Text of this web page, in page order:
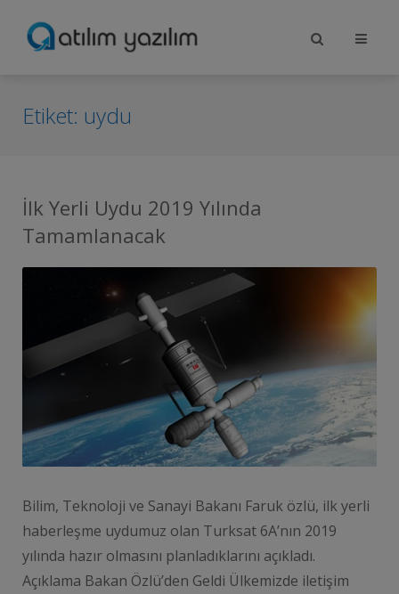
Etiket: uydu
İlk Yerli Uydu 2019 Yılında
Tamamlanacak
Bilim, Teknoloji ve Sanayi Bakanı Faruk özlü, ilk yerli
haberleşme uydumuz olan Turksat 6A’nın 2019
yılında hazır olmasını planladıklarını açıkladı.
Açıklama Bakan Özlü’den Geldi Ülkemizde iletişim